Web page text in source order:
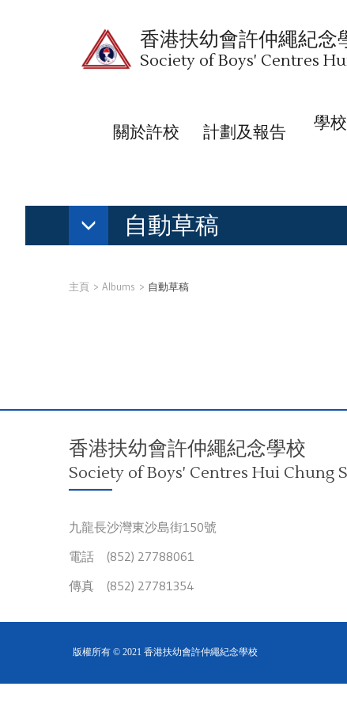
香港扶幼會許仲繩紀念
Society of Boys' Centres
關於許校 計劃及報告
學
自動草稿
主頁 Albums 自動草稿
香港扶幼會許仲繩紀念學校
Society of Boys' Centres Hui Chung
九龍長沙灣東沙島街150號
電話 (852) 27788061
傳真 (852) 27781354
版權所有 © 2021 香港扶幼會許仲繩紀念學校